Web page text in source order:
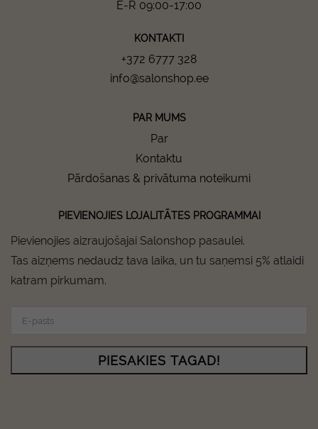
E-R 09:00-17:00
KONTAKTI
+372 6777 328
info@salonshop.ee
PAR MUMS
Par
Kontaktu
Pārdošanas & privātuma noteikumi
PIEVIENOJIES LOJALITĀTES PROGRAMMAI
Pievienojies aizraujošajai Salonshop pasaulei.
Tas aizņems nedaudz tava laika, un tu saņemsi 5% atlaidi
katram pirkumam.
PIESAKIES TAGAD!